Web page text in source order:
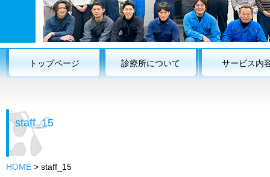
トップページ 診療所について サービス内
staff_15
HOME > staff_15